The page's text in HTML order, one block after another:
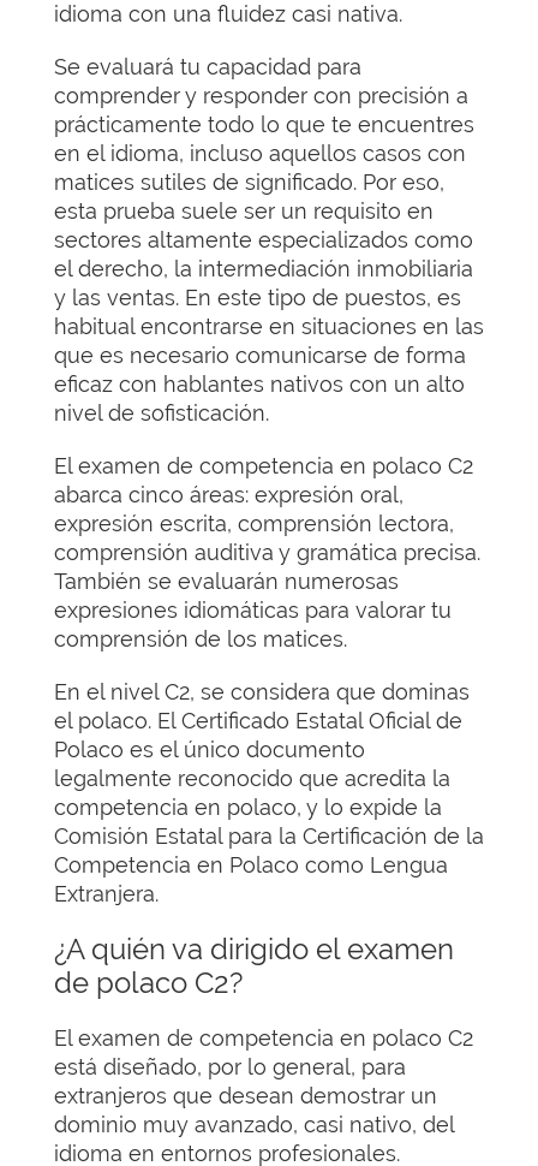
idioma con una fluidez casi nativa.
Se evaluará tu capacidad para
comprender y responder con precisión a
prácticamente todo lo que te encuentres
en el idioma, incluso aquellos casos con
matices sutiles de significado. Por eso,
esta prueba suele ser un requisito en
sectores altamente especializados como
el derecho, la intermediación inmobiliaria
y las ventas. En este tipo de puestos, es
habitual encontrarse en situaciones en las
que es necesario comunicarse de forma
eficaz con hablantes nativos con un alto
nivel de sofisticación.
El examen de competencia en polaco C2
abarca cinco áreas: expresión oral,
expresión escrita, comprensión lectora,
comprensión auditiva y gramática precisa.
También se evaluarán numerosas
expresiones idiomáticas para valorar tu
comprensión de los matices.
En el nivel C2, se considera que dominas
el polaco. El Certificado Estatal Oficial de
Polaco es el único documento
legalmente reconocido que acredita la
competencia en polaco, y lo expide la
Comisión Estatal para la Certificación de la
Competencia en Polaco como Lengua
Extranjera.
¿A quién va dirigido el examen
de polaco C2?
El examen de competencia en polaco C2
está diseñado, por lo general, para
extranjeros que desean demostrar un
dominio muy avanzado, casi nativo, del
idioma en entornos profesionales.